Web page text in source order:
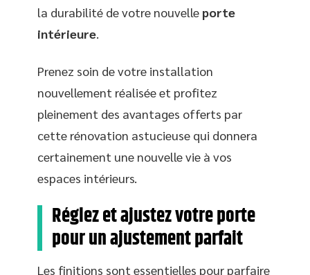
la durabilité de votre nouvelle porte
intérieure.
Prenez soin de votre installation
nouvellement réalisée et profitez
pleinement des avantages offerts par
cette rénovation astucieuse qui donnera
certainement une nouvelle vie à vos
espaces intérieurs.
Réglez et ajustez votre porte
pour un ajustement parfait
Les finitions sont essentielles pour parfaire